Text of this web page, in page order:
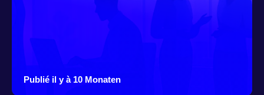
Publié il y à 10 Monaten